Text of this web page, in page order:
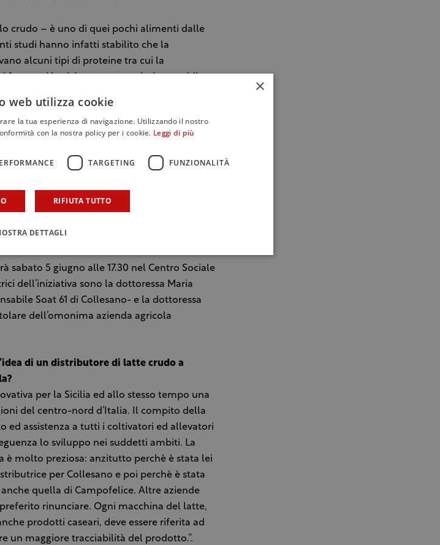
crudo – è uno di quei pochi alimenti dalle
studi hanno infatti stabilito che la
alcuni tipi di proteine tra cui la
massa magra, per la diminuzione della
a livello epatico e per svariati benefici sul
di pastorizzazione, attraverso un eccessivo
isomeri trans degli acidi grassi, non
a fatica riuscirebbe a metabolizzare e
favorenti l’insorgenza dell’arteriosclerosi.
mai tanta reticenza nella diffusione di latte
la tavola rotonda “Latte crudo:
sabato 5 giugno alle 17.30 nel Centro Sociale
dell’iniziativa sono la dottoressa Maria
Soat 61 di Collesano- e la dottoressa
dell’omonima azienda agricola
di un distributore di latte crudo a
per la Sicilia ed allo stesso tempo una
del centro-nord d’Italia. Il compito della
ed assistenza a tutti i coltivatori ed allevatori
lo sviluppo nei suddetti ambiti. La
è molto preziosa: anzitutto perchè è stata lei
per Collesano e poi perchè è stata
anche quella di Campofelice. Altre aziende
rinunciare. Ogni macchina del latte,
prodotti caseari, deve essere riferita ad
un maggiore tracciabilità del prodotto.”.
×
web utilizza cookie
la tua esperienza di navigazione. Utilizzando il nostro
con la nostra policy per i cookie. Leggi di più
TARGETING FUNZIONALITÀ
RIFIUTA TUTTO
DETTAGLI